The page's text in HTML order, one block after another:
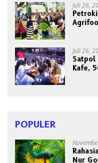
Juli 26,
Juli 26,
Satpol
Kafe,
POPULER
Nur